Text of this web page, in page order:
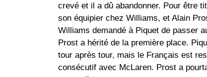
crevé et il a dû abandonner. Pour être
son équipier chez Williams, et Alain
Williams demandé à Piquet de passer
Prost a hérité de la première place.
tour après tour, mais le Français est
consécutif avec McLaren. Prost a